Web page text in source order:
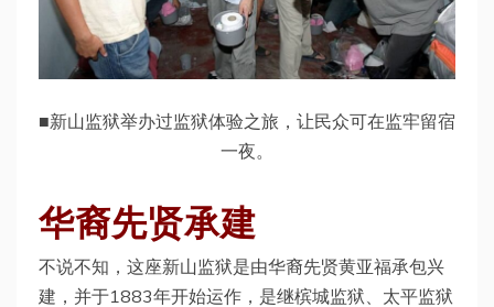
■新山监狱举办过监狱体验之旅，让民众可在监牢留宿
一夜。
华裔先贤承建
不说不知，这座新山监狱是由华裔先贤黄亚福承包兴
建，并于1883年开始运作，是继槟城监狱、太平监狱